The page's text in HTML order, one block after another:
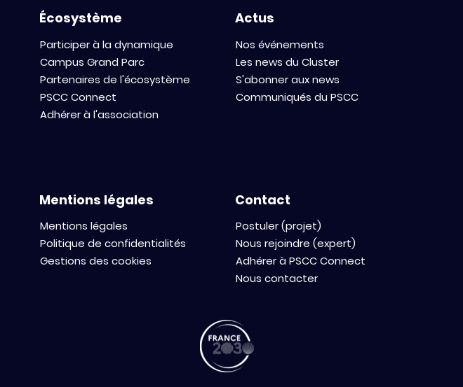
Écosystème
Participer à la dynamique
Campus Grand Parc
Partenaires de l'écosystème
PSCC Connect
Adhérer à l'association
Actus
Nos événements
Les news du Cluster
S'abonner aux news
Communiqués du PSCC
Mentions légales
Mentions légales
Politique de confidentialités
Gestions des cookies
Contact
Postuler (projet)
Nous rejoindre (expert)
Adhérer à PSCC Connect
Nous contacter